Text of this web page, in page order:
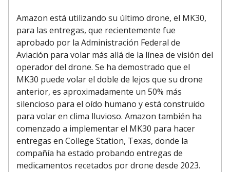
Amazon está utilizando su último drone, el MK30,
para las entregas, que recientemente fue
aprobado por la Administración Federal de
Aviación para volar más allá de la línea de visión del
operador del drone. Se ha demostrado que el
MK30 puede volar el doble de lejos que su drone
anterior, es aproximadamente un 50% más
silencioso para el oído humano y está construido
para volar en clima lluvioso. Amazon también ha
comenzado a implementar el MK30 para hacer
entregas en College Station, Texas, donde la
compañía ha estado probando entregas de
medicamentos recetados por drone desde 2023.